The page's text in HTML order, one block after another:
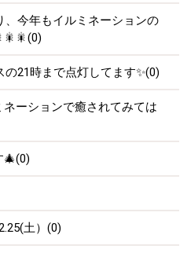
、今年もイルミネーションの
21時まで点灯してます✨(0)
ーションで癒されてみては
🎄(0)
土）(0)